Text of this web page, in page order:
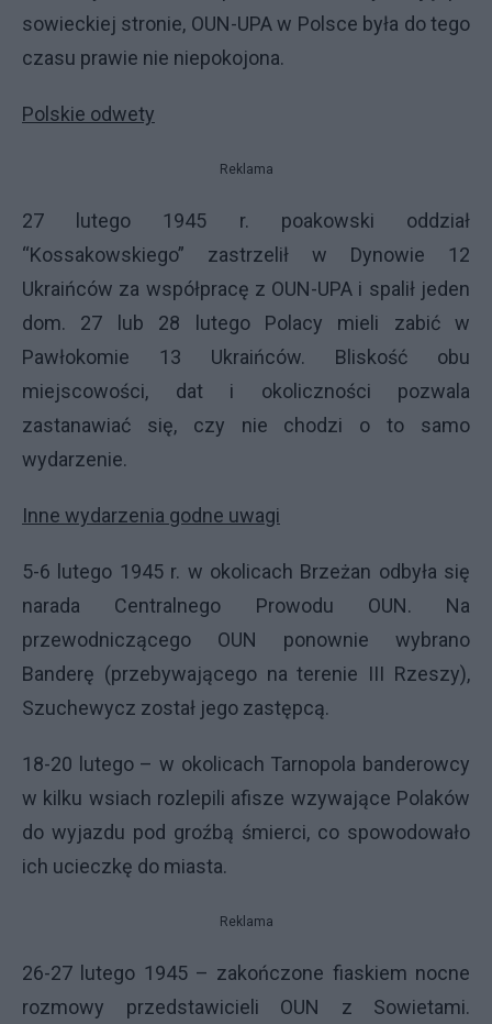
sowieckiej stronie, OUN-UPAw Polsce była do tego
czasu prawie nie niepokojona.
Polskie odwety
Reklama
27 lutego 1945 r. poakowski oddział
“Kossakowskiego” zastrzelił w Dynowie 12
Ukraińców za współpracę z OUN-UPA i spalił jeden
dom. 27 lub 28 lutego Polacy mieli zabić w
Pawłokomie 13 Ukraińców. Bliskość obu
miejscowości, dat i okoliczności pozwala
zastanawiać się, czy nie chodzi o to samo
wydarzenie.
Inne wydarzenia godne uwagi
5-6 lutego 1945 r. w okolicach Brzeżan odbyła się
narada Centralnego Prowodu OUN. Na
przewodniczącego OUN ponownie wybrano
Banderę (przebywającego na terenie III Rzeszy),
Szuchewycz został jego zastępcą.
18-20 lutego – w okolicach Tarnopola banderowcy
w kilku wsiach rozlepili afisze wzywające Polaków
do wyjazdu pod groźbą śmierci, co spowodowało
ich ucieczkę do miasta.
Reklama
26-27 lutego 1945 – zakończone fiaskiem nocne
rozmowy przedstawicieli OUN z Sowietami.